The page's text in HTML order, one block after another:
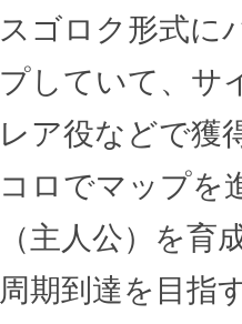
スゴロク形式に
プしていて、サ
レア役などで獲
コロでマップを
（主人公）を育
周期到達を目指